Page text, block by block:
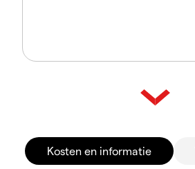
Kosten en informatie